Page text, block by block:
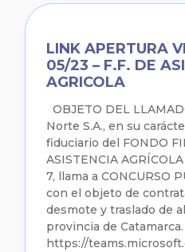
LINK APERTURA
05/23 – F.F. DE
AGRICOLA
OBJETO DEL
Norte S.A., en su
fiduciario del FONDO
ASISTENCIA
7, llama a CONCURSO
con el objeto de
desmote y traslado de
provincia de
https://